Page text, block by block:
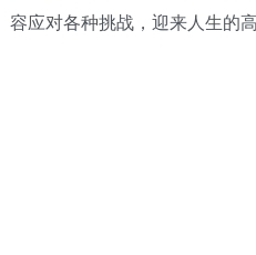
容应对各种挑战，迎来人生的高